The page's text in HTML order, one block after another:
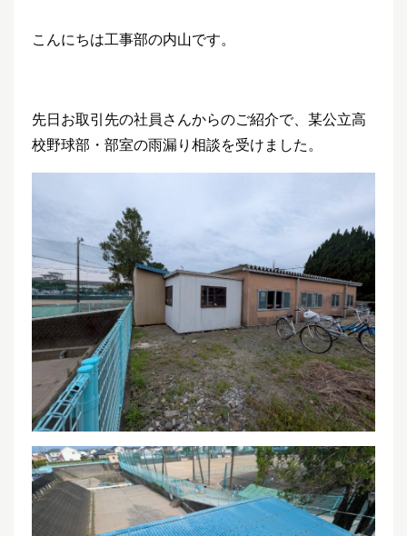
こんにちは工事部の内山です。
先日お取引先の社員さんからのご紹介で、某公立高
校野球部・部室の雨漏り相談を受けました。